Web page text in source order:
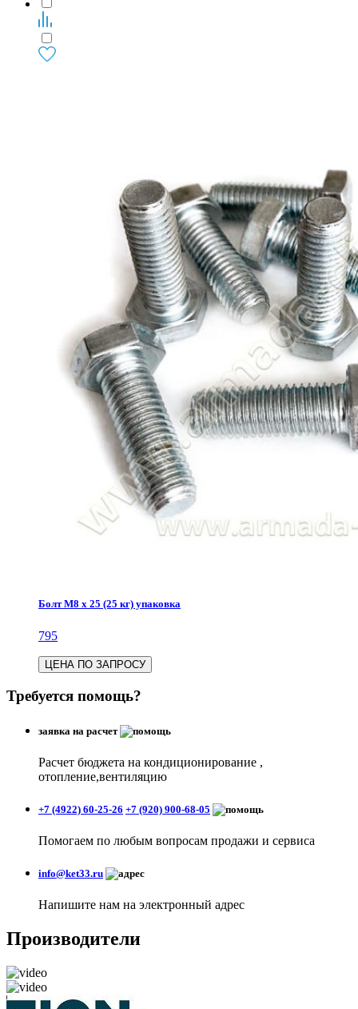
Болт М8 х 25 (25 кг) упаковка
795
ЦЕНА ПО ЗАПРОСУ
Требуется помощь?
заявка на расчет
Расчет бюджета на кондиционирование ,
отопление,вентиляцию
+7 (4922) 60-25-26 +7 (920) 900-68-05
Помогаем по любым вопросам продажи и сервиса
info@ket33.ru
Напишите нам на электронный адрес
Производители